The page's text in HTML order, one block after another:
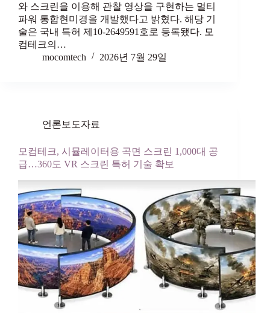
와 스크린을 이용해 관찰 영상을 구현하는 멀티
파워 통합현미경을 개발했다고 밝혔다. 해당 기
술은 국내 특허 제10-2649591호로 등록됐다. 모
컴테크의…
mocomtech
2026년 7월 29일
언론보도자료
모컴테크, 시뮬레이터용 곡면 스크린 1,000대 공
급…360도 VR 스크린 특허 기술 확보